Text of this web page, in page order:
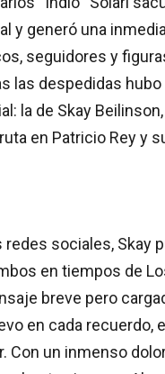
y generó una
seguidores y
las despedidas
la de Skay
en Patricio Rey y
redes sociales, Skay
en tiempos de
breve pero
en cada recuerdo,
Con un inmenso